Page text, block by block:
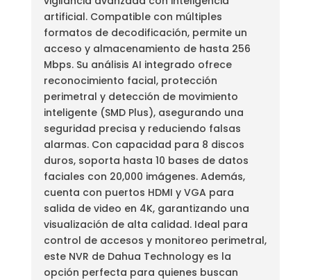
artificial. Compatible con múltiples
formatos de decodificación, permite un
acceso y almacenamiento de hasta 256
Mbps. Su análisis AI integrado ofrece
reconocimiento facial, protección
perimetral y detección de movimiento
inteligente (SMD Plus), asegurando una
seguridad precisa y reduciendo falsas
alarmas. Con capacidad para 8 discos
duros, soporta hasta 10 bases de datos
faciales con 20,000 imágenes. Además,
cuenta con puertos HDMI y VGA para
salida de video en 4K, garantizando una
visualización de alta calidad. Ideal para
control de accesos y monitoreo perimetral,
este NVR de Dahua Technology es la
opción perfecta para quienes buscan